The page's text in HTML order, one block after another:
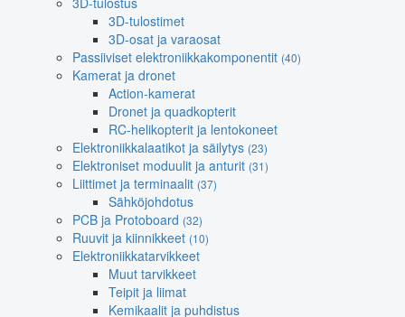
3D-tulostimet
3D-osat ja varaosat
Passiiviset elektroniikkakomponentit (40)
Kamerat ja dronet
Action-kamerat
Dronet ja quadkopterit
RC-helikopterit ja lentokoneet
Elektroniikkalaatikot ja säilytys (23)
Elektroniset moduulit ja anturit (31)
Liittimet ja terminaalit (37)
Sähköjohdotus
PCB ja Protoboard (32)
Ruuvit ja kiinnikkeet (10)
Elektroniikkatarvikkeet
Muut tarvikkeet
Teipit ja liimat
Kemikaalit ja puhdistus